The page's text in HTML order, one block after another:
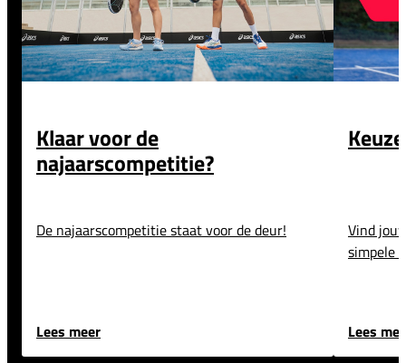
Klaar voor de
najaarscompetitie?
De najaarscompetitie staat voor de deur!
Lees meer
Vind
simpele
Lees